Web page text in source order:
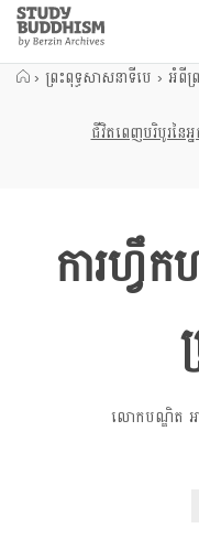
Close
Study
Buddhism
Home
› ព្រះពុទ្ធសាសនាទីបេ › អំពីព្
ជីវិតពេញបរិបូរនៃអ្ន
ការហ្វឹ
លោកបណ្ឌិត